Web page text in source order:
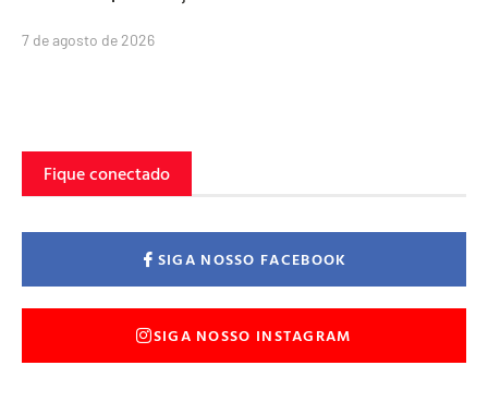
7 de agosto de 2026
Fique conectado
SIGA NOSSO FACEBOOK
SIGA NOSSO INSTAGRAM